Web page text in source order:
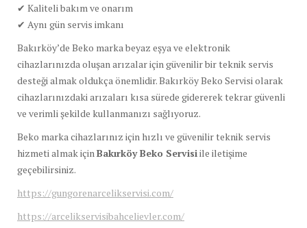
✔ Kaliteli bakım ve onarım
✔ Aynı gün servis imkanı
Bakırköy’de Beko marka beyaz eşya ve elektronik
cihazlarınızda oluşan arızalariçin güvenilirbirteknik servis
desteği almakoldukça önemlidir.BakırköyBeko Servisi olarak
cihazlarınızdaki arızaları kısa sürede gidererektekrargüvenli
ve verimli şekilde kullanmanızı sağlıyoruz.
Beko marka cihazlarınız için hızlı ve güvenilirteknik servis
hizmeti almakiçin BakırköyBeko Servisiile iletişime
geçebilirsiniz.
https://gungorenarcelikservisi.com/
https://arcelikservisibahcelievler.com/